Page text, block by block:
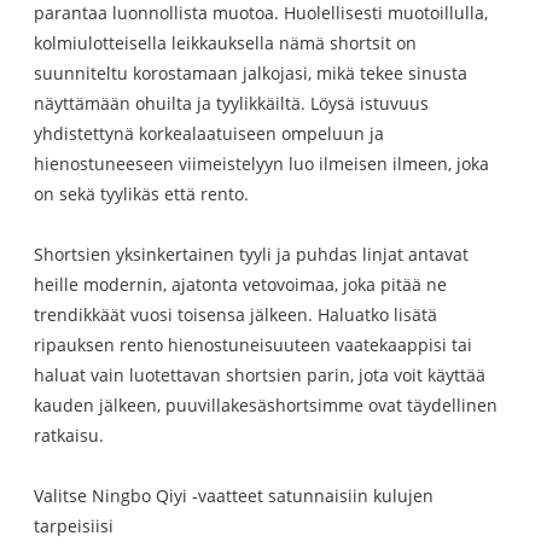
parantaa luonnollista muotoa. Huolellisesti muotoillulla,
kolmiulotteisella leikkauksella nämä shortsit on
suunniteltu korostamaan jalkojasi, mikä tekee sinusta
näyttämään ohuilta ja tyylikkäiltä. Löysä istuvuus
yhdistettynä korkealaatuiseen ompeluun ja
hienostuneeseen viimeistelyyn luo ilmeisen ilmeen, joka
on sekä tyylikäs että rento.
Shortsien yksinkertainen tyyli ja puhdas linjat antavat
heille modernin, ajatonta vetovoimaa, joka pitää ne
trendikkäät vuosi toisensa jälkeen. Haluatko lisätä
ripauksen rento hienostuneisuuteen vaatekaappisi tai
haluat vain luotettavan shortsien parin, jota voit käyttää
kauden jälkeen, puuvillakesäshortsimme ovat täydellinen
ratkaisu.
Valitse Ningbo Qiyi -vaatteet satunnaisiin kulujen
tarpeisiisi